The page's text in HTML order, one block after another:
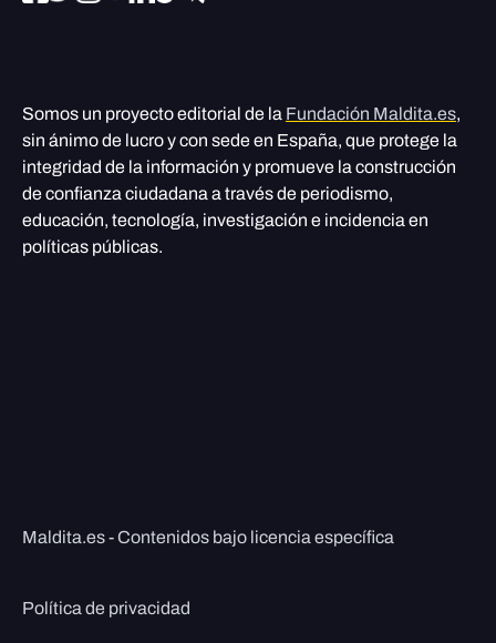
Somos un proyecto editorial de la Fundación Maldita.es,
sin ánimo de lucro y con sede en España, que protege la
integridad de la información y promueve la construcción
de confianza ciudadana a través de periodismo,
educación, tecnología, investigación e incidencia en
políticas públicas.
Maldita.es - Contenidos bajo licencia específica
Política de privacidad